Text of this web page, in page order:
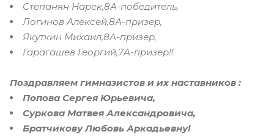
Степанян Нарек,8А-победитель,
Логинов Алексей,8А-призер,
Якуткин Михаил,8А-призер,
Гарагашев Георгий,7А-призер!!
Поздравляем гимназистов и их наставников :
Попова Сергея Юрьевича,
Суркова Матвея Александровича,
Братчикову Любовь Аркадьевну!